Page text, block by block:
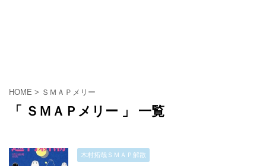
HOME > ＳＭＡＰメリー
「 ＳＭＡＰメリー 」 一覧
木村拓哉ＳＭＡＰ解散